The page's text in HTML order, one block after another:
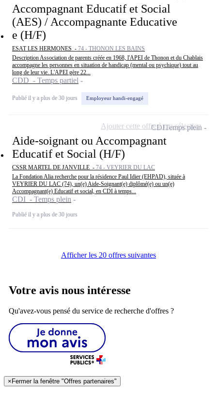
Accompagnant Educatif et Social
(AES) / Accompagnante Educative
e (H/F)
ESAT LES HERMONES - 74 - THONON LES BAINS
Description Association de parents créée en 1968, l'APEI de Thonon et du Chablais
accompagne les personnes en situation de handicap (mental ou psychique) tout au
long de leur vie. L'APEI gère 22...
CDD - Temps partiel
Publié il y a plus de 30 jours Employeur handi-engagé
Aide-soignant ou Accompagnant
Educatif et Social (H/F)
CSSR MARTEL DE JANVILLE - 74 - VEYRIER DU LAC
La Fondation Alia recherche pour la résidence Paul Idier (EHPAD), située à
VEYRIER DU LAC (74), un(e) Aide-Soignant(e) diplômé(e) ou un(e)
Accompagnant(e) Educatif et social, en CDI à temps...
CDI - Temps plein
Publié il y a plus de 30 jours
CDITemps plein
Ajouter cette offre à ma sélection
Afficher les 20 offres suivantes
Votre avis nous intéresse
Qu'avez-vous pensé du service de recherche d'offres ?
×Fermer la fenêtre "Offres partenaires"